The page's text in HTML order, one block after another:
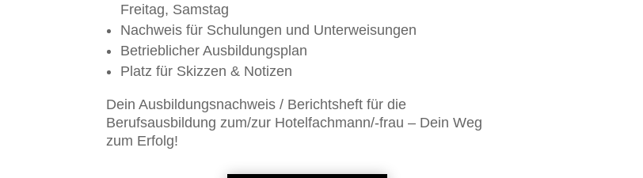
Freitag, Samstag
Nachweis für Schulungen und Unterweisungen
Betrieblicher Ausbildungsplan
Platz für Skizzen & Notizen
Dein Ausbildungsnachweis / Berichtsheft für die
Berufsausbildung zum/zur Hotelfachmann/-frau – Dein Weg
zum Erfolg!